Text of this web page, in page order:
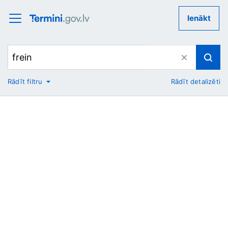
Ienākt
No
Rādīt filtru Rādīt detalizēti